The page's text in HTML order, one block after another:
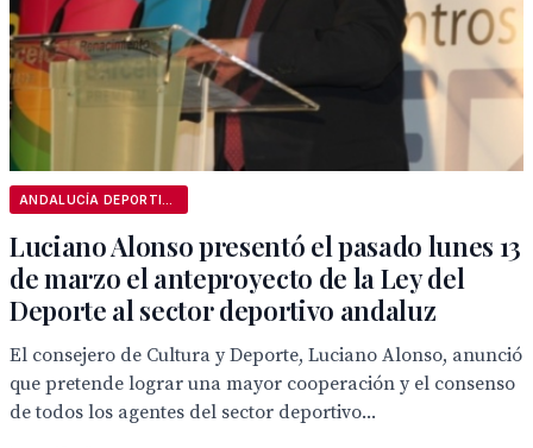
Luciano Alonso presentó el pasado lunes 13
de marzo el anteproyecto de la Ley del
Deporte al sector deportivo andaluz
El consejero de Cultura y Deporte, Luciano Alonso, anunció
que pretende lograr una mayor cooperación y el consenso
de todos los agentes del sector deportivo...